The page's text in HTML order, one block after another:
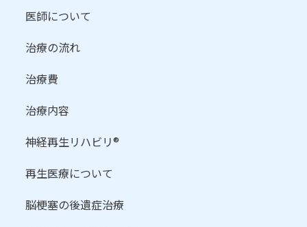
医師について
治療の流れ
治療費
治療内容
神経再生リハビリ®
再生医療について
脳梗塞の後遺症治療